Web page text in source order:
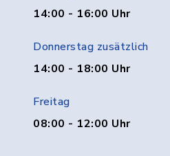
14:00 - 16:00 Uhr
Donnerstag zusätzlich
14:00 - 18:00 Uhr
Freitag
08:00 - 12:00 Uhr